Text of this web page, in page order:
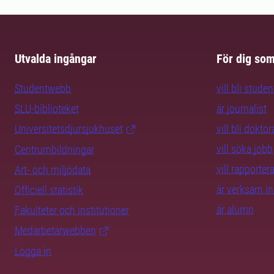
Utvalda ingångar
Studentwebb
SLU-biblioteket
Universitetsdjursjukhuset
Centrumbildningar
Art- och miljödata
Officiell statistik
Fakulteter och institutioner
Medarbetarwebben
Logga in
För dig
vill bli
är journalist
vill bli
vill söka jobb
vill
är verksam
är alumn